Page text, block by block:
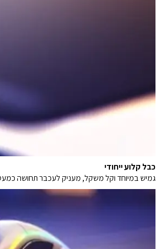
כבל קלוע ייחודי
גמיש במיוחד וקל משקל, מעניק לעכבר תחושה